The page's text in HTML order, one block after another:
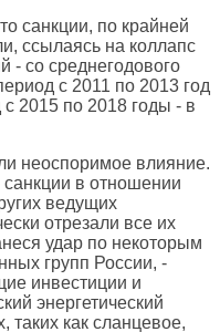
санкции, по крайней
ссылаясь на коллапс
- со среднегодового
с 2011 по 2013 год
2015 по 2018 годы - в
неоспоримое влияние.
в отношении
ведущих
отрезали все их
удар по некоторым
групп России, -
инвестиции и
энергетический
таких как сланцевое,